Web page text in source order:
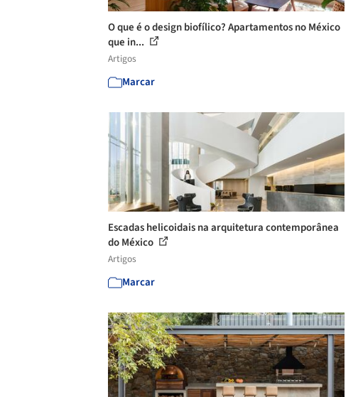
O que é o design biofílico? Apartamentos no México
que in...
Artigos
Marcar
Escadas helicoidais na arquitetura contemporânea
do México
Artigos
Marcar